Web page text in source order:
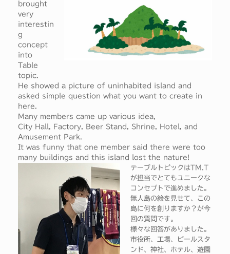
brought
very
interestin
g
concept
into
Table
topic.
He showed a picture of uninhabited island and
asked simple question what you want to create in
here.
Many members came up various idea,
City Hall, Factory, Beer Stand, Shrine, Hotel, and
Amusement Park.
It was funny that one member said there were too
many buildings and this island lost the nature!
テーブルトピックはTM.T
が担当でとてもユニークな
コンセプトで進めました。
無人島の絵を見せて、この
島に何を創りますか？が今
回の質問です。
様々な回答がありました。
市役所、工場、ビールスタ
ンド、神社、ホテル、遊園